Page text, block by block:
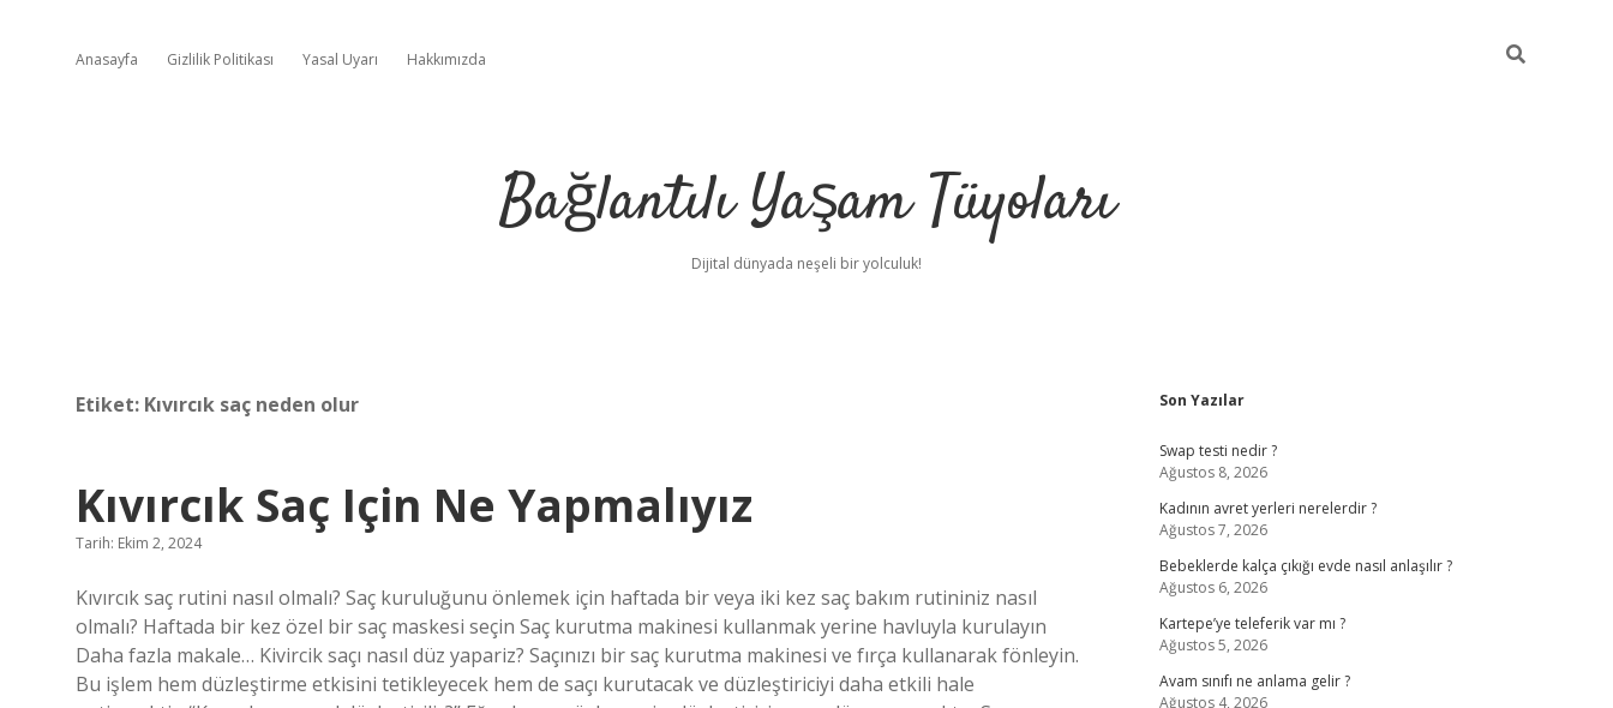
Anasayfa Gizlilik Politikası Yasal Uyarı Hakkımızda
Bağlantılı Yaşam Tüyoları
Dijital dünyada neşeli bir yolculuk!
Etiket: Kıvırcık saç neden olur
Kıvırcık Saç Için Ne Yapmalıyız
Tarih: Ekim 2, 2024
Kıvırcık saç rutini nasıl olmalı? Saç kuruluğunu önlemek için haftada bir veya iki kez saç bakım rutininiz nasıl
olmalı? Haftada bir kez özel bir saç maskesi seçin Saç kurutma makinesi kullanmak yerine havluyla kurulayın
Daha fazla makale… Kivircik saçı nasıl düz yapariz? Saçınızı bir saç kurutma makinesi ve fırça kullanarak fönleyin.
Bu işlem hem düzleştirme etkisini tetikleyecek hem de saçı kurutacak ve düzleştiriciyi daha etkili hale
Sidebar
Son Yazılar
Swap testi nedir ?
Ağustos 8, 2026
Kadının avret yerleri nerelerdir ?
Ağustos 7, 2026
Bebeklerde kalça çıkığı evde nasıl anlaşılır ?
Ağustos 6, 2026
Kartepe’ye teleferik var mı ?
Ağustos 5, 2026
Avam sınıfı ne anlama gelir ?
Ağustos 4, 2026